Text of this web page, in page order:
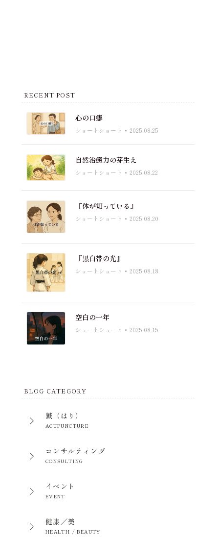
RECENT POST
心の口癖
ショートショート 2025.08.25
自然治癒力の芽生え
ショートショート 2025.08.22
『体が知っている』
ショートショート 2025.08.20
『黒白帯の光』
ショートショート 2025.08.18
空白の一年
ショートショート 2025.08.15
BLOG CATEGORY
鍼（はり）
ACUPUNCTURE
コンサルティング
CONSULTING
イベント
EVENT
健康／美
HEALTH / BEAUTY